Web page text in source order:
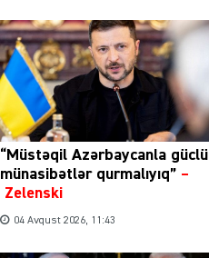
“Müstəqil Azərbaycanla güclü
münasibətlər qurmalıyıq” –
Zelenski
04 Avqust 2026, 11:43